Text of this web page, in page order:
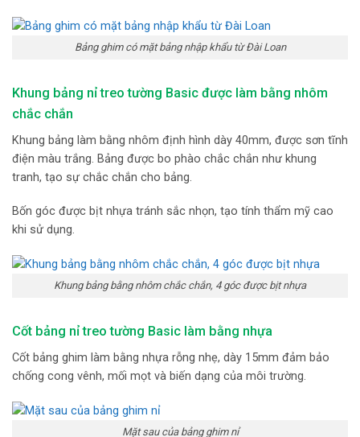
Bảng ghim có mặt bảng nhập khẩu từ Đài Loan
Khung bảng nỉ treo tường Basic được làm bằng nhôm
chắc chắn
Khung bảng làm bằng nhôm định hình dày 40mm, được sơn tĩnh
điện màu trắng. Bảng được bo phào chắc chắn như khung
tranh, tạo sự chắc chắn cho bảng.
Bốn góc được bịt nhựa tránh sắc nhọn, tạo tính thẩm mỹ cao
khi sử dụng.
Khung bảng bằng nhôm chắc chắn, 4 góc được bịt nhựa
Cốt bảng nỉ treo tường Basic làm bằng nhựa
Cốt bảng ghim làm bằng nhựa rỗng nhẹ, dày 15mm đảm bảo
chống cong vênh, mối mọt và biến dạng của môi trường.
Mặt sau của bảng ghim nỉ